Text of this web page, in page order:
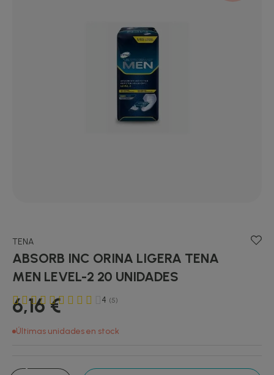
TENA
ABSORB INC ORINA LIGERA TENA
MEN LEVEL-2 20 UNIDADES
6,16 € 4 (5)
Últimas unidades en stock